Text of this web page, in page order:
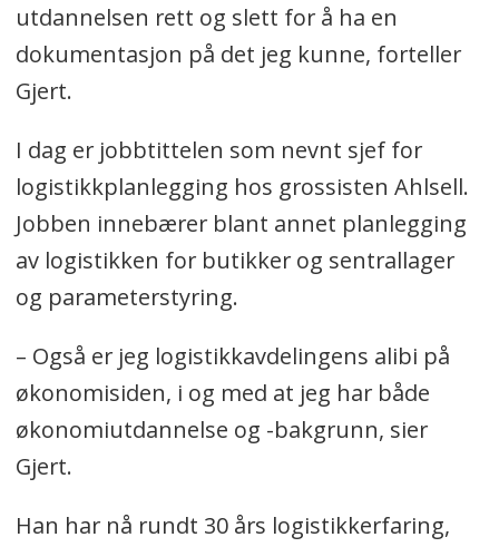
utdannelsen rett og slett for å ha en
dokumentasjon på det jeg kunne, forteller
Gjert.
I dag er jobbtittelen som nevnt sjef for
logistikkplanlegging hos grossisten Ahlsell.
Jobben innebærer blant annet planlegging
av logistikken for butikker og sentrallager
og parameterstyring.
– Også er jeg logistikkavdelingens alibi på
økonomisiden, i og med at jeg har både
økonomiutdannelse og -bakgrunn, sier
Gjert.
Han har nå rundt 30 års logistikkerfaring,